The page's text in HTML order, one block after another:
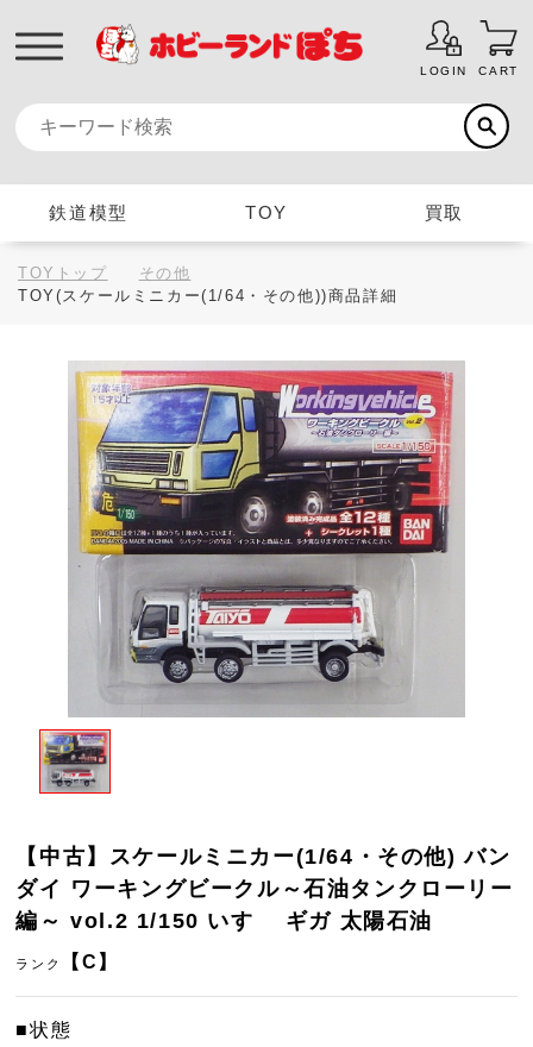
LOGIN CART
鉄道模型 TOY 買取
TOYトップ
その他
TOY(スケールミニカー(1/64・その他))商品詳細
【中古】スケールミニカー(1/64・その他) バン
ダイ ワーキングビークル～石油タンクローリー
編～ vol.2 1/150 いすゞ ギガ 太陽石油
ランク 【C】
■状態